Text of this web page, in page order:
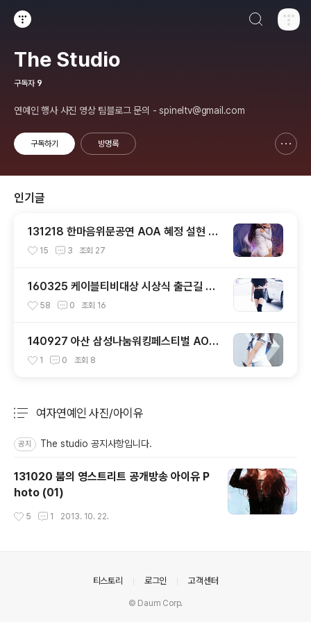
The Studio
구독자 9
연예인 행사 사진 영상 팀블로그 문의 - spineltv@gmail.com
구독하기 방명록
인기글
131218 한마음위문공연 AOA 혜정 설현 직
캠 by 스피넬
15 3 조회 27
160325 케이블티비대상 시상식 출근길 트
와이스 직찍 by 스피넬
58 0 조회 16
140927 아산 삼성나눔워킹페스티벌 AOA
설현 직캠
1 0 조회 8
여자연예인 사진/아이유
공지 The studio 공지사항입니다.
131020 붐의 영스트리트 공개방송 아이유 P
hoto (01)
5 1 2013. 10. 22.
티스토리 로그인 고객센터
© Daum Corp.